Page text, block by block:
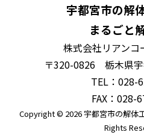
宇都宮市の解
まるごと
株式会社リアンコ
〒320-0826 栃木県
TEL：028-
FAX：028-
Copyright © 2026 宇都宮市の解体
Rights